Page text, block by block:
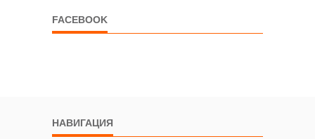
FACEBOOK
НАВИГАЦИЯ